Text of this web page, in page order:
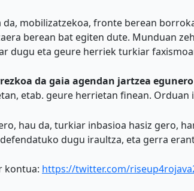
da, mobilizatzekoa, fronte berean
berean bat egiten dute. Munduan
dugu eta geure herriek turkiar
da gaia agendan jartzea
etab. geure herrietan finean.
hau da, turkiar inbasioa hasiz gero,
dugu iraultza, eta gerra
kontua: https://twitter.com/